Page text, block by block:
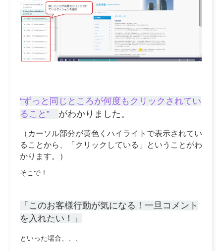
“ずっと同じところが何度もクリックされてい
ること” がわかりました。
（カーソル部分が黄色くハイライトで表示されてい
ることから、「クリックしている」ということがわ
かります。）
そこで！
「このお客様行動が気になる！一旦コメント
を入れたい！」
といった場合、、、